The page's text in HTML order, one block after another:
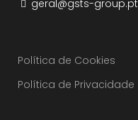
geral@gsts-group.pt
Política de Cookies
Política de Privacidade